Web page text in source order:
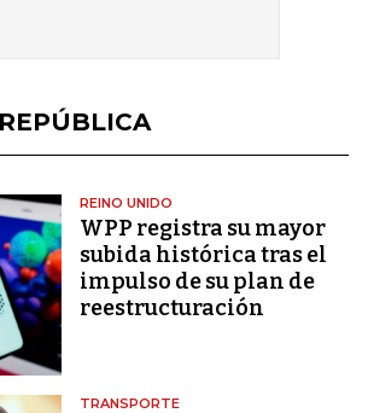
REINO UNIDO
WPP registra su mayor
subida histórica tras el
impulso de su plan de
reestructuración
TRANSPORTE